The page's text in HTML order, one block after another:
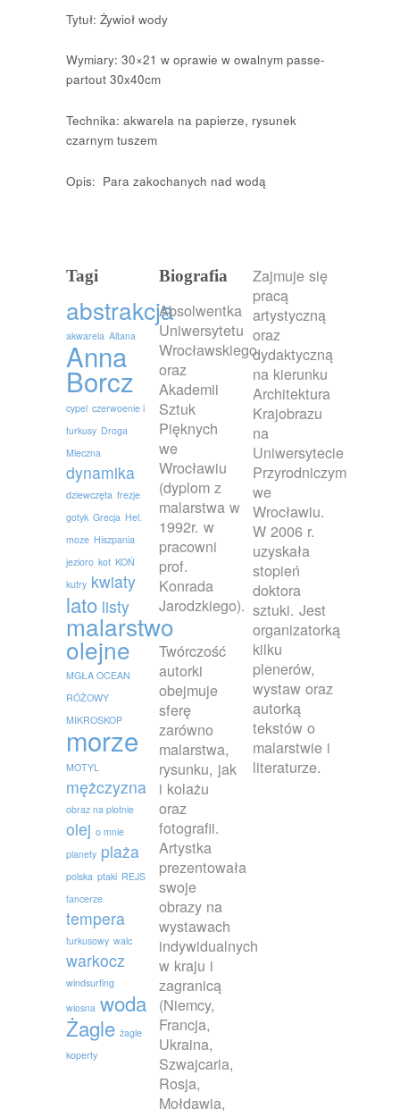
Tytuł: Żywioł wody
Wymiary: 30×21 w oprawie w owalnym passe-
partout 30x40cm
Technika: akwarela na papierze, rysunek
czarnym tuszem
Opis: Para zakochanych nad wodą
Tagi
abstrakcja
akwarela Altana
Anna
Borcz
cypel czerwoenie i
turkusy Droga
Mleczna
dynamika
dziewczęta frezje
gotyk Grecja Hel.
moze Hiszpania
jezioro kot KOŃ
kutry kwiaty
lato listy
malarstwo
olejne
MGŁA OCEAN
RÓŻOWY
MIKROSKOP
morze
MOTYL
mężczyzna
obraz na plotnie
olej o mnie
planety plaża
polska ptaki REJS
tancerze
tempera
turkusowy walc
warkocz
windsurfing
wiosna woda
Żagle żagle
koperty
Biografia
Absolwentka
Uniwersytetu
Wrocławskiego
oraz
Akademii
Sztuk
Pięknych
we
Wrocławiu
(dyplom z
malarstwa w
1992r. w
pracowni
prof.
Konrada
Jarodzkiego).
Twórczość
autorki
obejmuje
sferę
zarówno
malarstwa,
rysunku, jak
i kolażu
oraz
fotografii.
Artystka
prezentowała
swoje
obrazy na
wystawach
indywidualnych
w kraju i
zagranicą
(Niemcy,
Francja,
Ukraina,
Szwajcaria,
Rosja,
Mołdawia,
Zajmuje się
pracą
artystyczną
oraz
dydaktyczną
na kierunku
Architektura
Krajobrazu
na
Uniwersytecie
Przyrodniczym
we
Wrocławiu.
W 2006 r.
uzyskała
stopień
doktora
sztuki. Jest
organizatorką
kilku
plenerów,
wystaw oraz
autorką
tekstów o
malarstwie i
literaturze.